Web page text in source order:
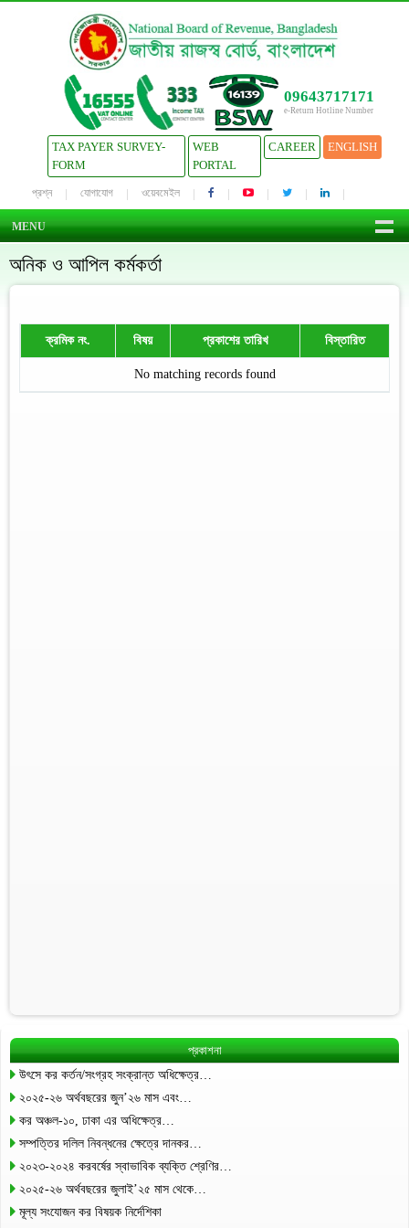
09643717171
e-Return Hotline Number
TAX PAYER SURVEY-
FORM
WEB
PORTAL
CAREER ENGLISH
প্রশ্ন যোগাযোগ ওয়েবমেইল
MENU
অনিক ও আপিল কর্মকর্তা
ক্রমিক নং. বিষয় প্রকাশের তারিখ বিস্তারিত
No matching records found
প্রকাশনা
উৎসে কর কর্তন/সংগ্রহ সংক্রান্ত অধিক্ষেত্র…
২০২৫-২৬ অর্থবছরের জুন’২৬ মাস এবং…
কর অঞ্চল-১০, ঢাকা এর অধিক্ষেত্র…
সম্পত্তির দলিল নিবন্ধনের ক্ষেত্রে দানকর…
২০২৩-২০২৪ করবর্ষের স্বাভাবিক ব্যক্তি শ্রেণির…
২০২৫-২৬ অর্থবছরের জুলাই’২৫ মাস থেকে…
মূল্য সংযোজন কর বিষয়ক নির্দেশিকা